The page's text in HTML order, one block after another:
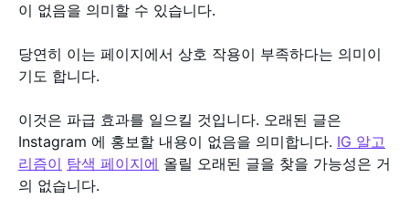
이 없음을 의미할 수 있습니다.
당연히 이는 페이지에서 상호 작용이 부족하다는 의미이
기도 합니다.
이것은 파급 효과를 일으킬 것입니다. 오래된 글은
Instagram 에 홍보할 내용이 없음을 의미합니다. IG 알고
리즘이 탐색 페이지에 올릴 오래된 글을 찾을 가능성은 거
의 없습니다.